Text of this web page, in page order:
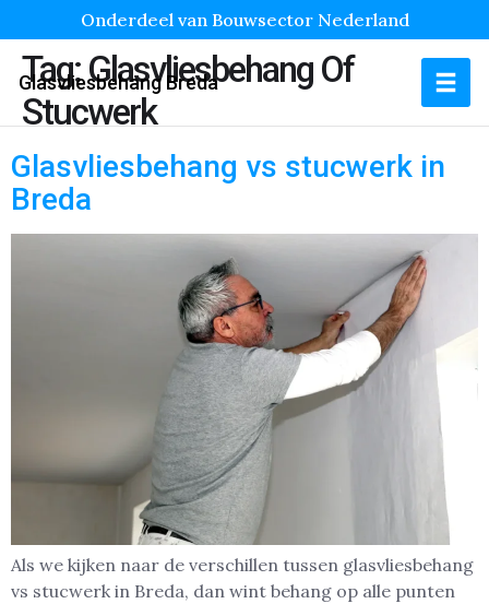
Onderdeel van Bouwsector Nederland
Glasvliesbehang Breda
Tag:Glasvliesbehang Of
Stucwerk
Glasvliesbehang vs stucwerk in
Breda
Als we kijken naar de verschillen tussen glasvliesbehang
vs stucwerk in Breda, dan wint behang op alle punten